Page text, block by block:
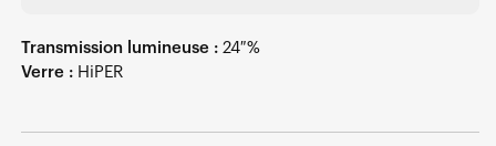
Transmission lumineuse : 24 %
Verre : HiPER